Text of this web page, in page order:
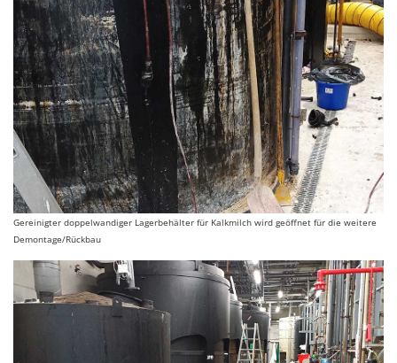
Gereinigter doppelwandiger Lagerbehälter für Kalkmilch wird geöffnet für die weitere
Demontage/Rückbau